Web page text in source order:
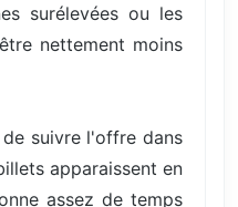
surélevées ou les
nettement moins
suivre l'offre dans
apparaissent en
assez de temps